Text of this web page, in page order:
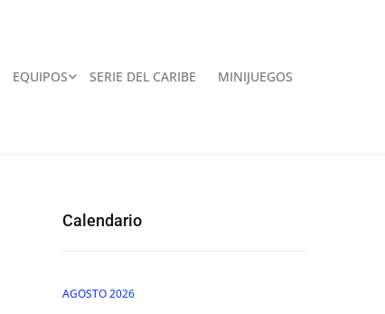
EQUIPOS SERIE DEL CARIBE MINIJUEGOS
Calendario
AGOSTO 2026